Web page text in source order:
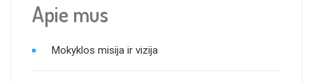
Apie mus
Mokyklos misija ir vizija